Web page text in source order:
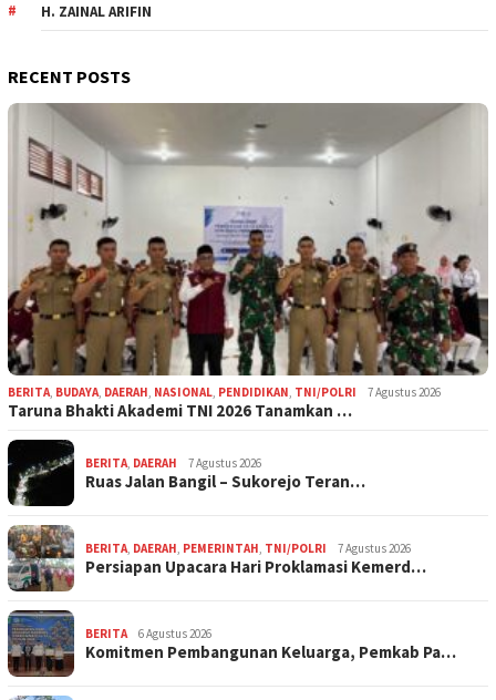
H. ZAINAL ARIFIN
RECENT POSTS
BERITA BUDAYA DAERAH NASIONAL PENDIDIKAN TNI/POLRI 7 Agustus 2026
Taruna Bhakti Akademi TNI 2026 Tanamkan …
BERITA DAERAH 7 Agustus 2026
Ruas Jalan Bangil – Sukorejo Teran…
BERITA DAERAH PEMERINTAH TNI/POLRI 7 Agustus 2026
Persiapan Upacara Hari Proklamasi Kemerd…
BERITA 6 Agustus 2026
Komitmen Pembangunan Keluarga, Pemkab Pa…